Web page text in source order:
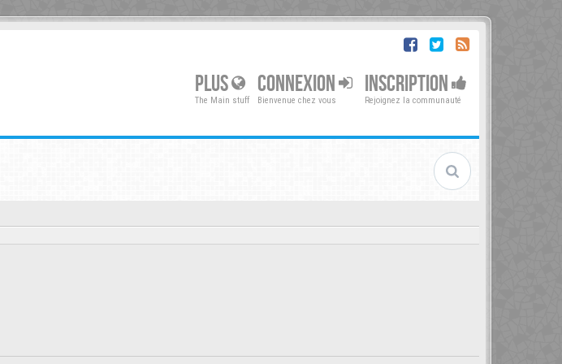
PLUS
The Main stuff
CONNEXION
Bienvenue chez vous
INSCRIPTION
Rejoignez la communauté